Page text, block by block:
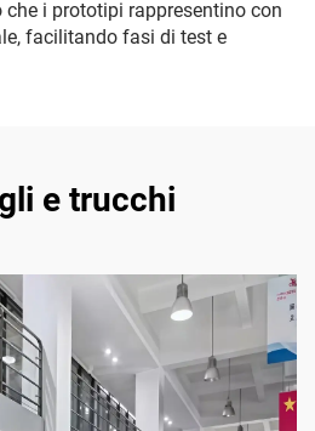
i prototipi rappresentino con
facilitando fasi di test e
e trucchi